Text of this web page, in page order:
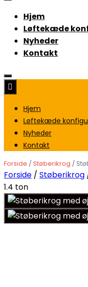
Hjem
Løftekæde
Nyheder
Kontakt
Hjem
Løftekæde
Nyheder
Kontakt
Forside /Støberikrog /
Forside / Støberikrog
1.4 ton